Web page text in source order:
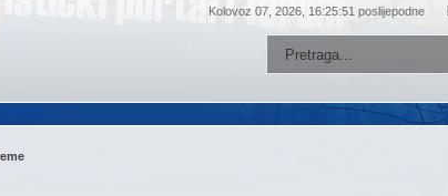
Kolovoz 07, 2026, 16:25:51 poslijepodne